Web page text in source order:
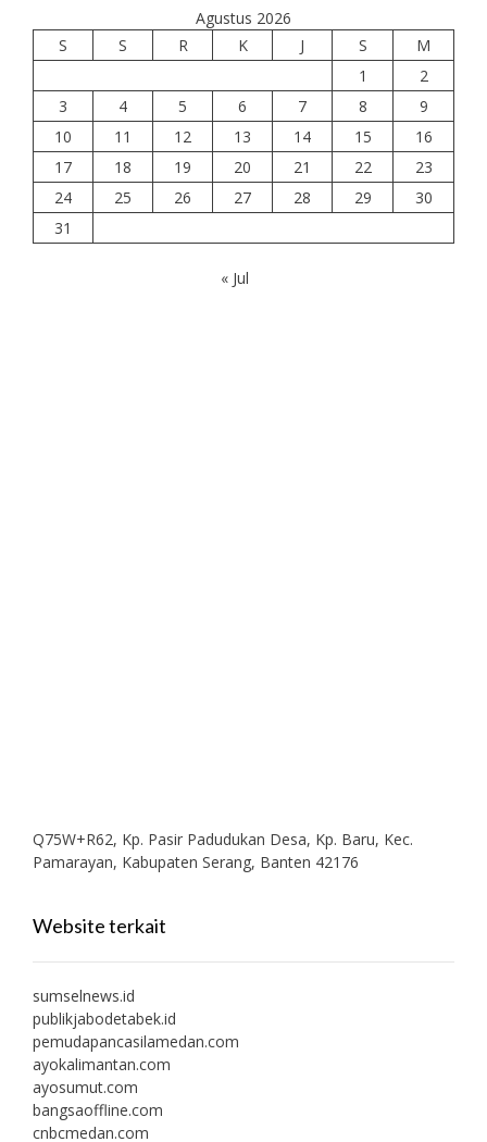
Agustus 2026
S
S R K J S
M
1
2
3
4 5 6 7 8
9
10
11 12 13 14 15
16
17
18 19 20 21 22
23
24
25 26 27 28 29
30
31
« Jul
Q75W+R62, Kp. Pasir Padudukan Desa, Kp. Baru, Kec.
Pamarayan, Kabupaten Serang, Banten 42176
Website terkait
sumselnews.id
publikjabodetabek.id
pemudapancasilamedan.com
ayokalimantan.com
ayosumut.com
bangsaoffline.com
cnbcmedan.com